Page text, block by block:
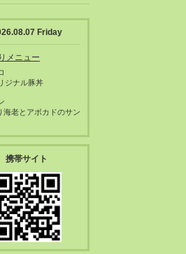
Friday
メニュー
ジナル豚丼
海老とアボカドのサン
携帯サイト